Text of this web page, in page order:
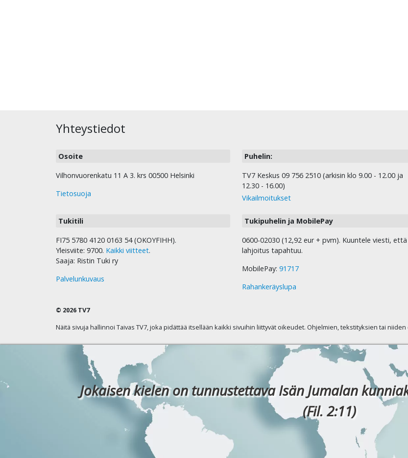
Yhteystiedot
Osoite
Vilhonvuorenkatu 11 A 3. krs 00500 Helsinki
Tietosuoja
Puhelin:
TV7 Keskus 09 756 2510 (arkisin klo 9.00 - 12.00 ja
12.30 - 16.00)
Vikailmoitukset
Tukitili
FI75 5780 4120 0163 54 (OKOYFIHH).
Yleisviite: 9700. Kaikki viitteet.
Saaja: Ristin Tuki ry
Palvelunkuvaus
Tukipuhelin ja MobilePay
0600-02030 (12,92 eur + pvm). Kuuntele viesti, että
lahjoitus tapahtuu.
MobilePay: 91717
Rahankeräyslupa
© 2026 TV7
Näitä sivuja hallinnoi Taivas TV7, joka pidättää itsellään kaikki sivuihin liittyvät oikeudet. Ohjelmien, tekstityksien tai
Jokaisen kielen on tunnustettava Isän Jumalan
(Fil. 2:11)